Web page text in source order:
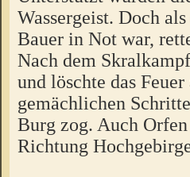
Wassergeist. Doch
Bauer in Not war,
Nach dem
und löschte das
gemächlichen
Burg zog. Auch
Richtung